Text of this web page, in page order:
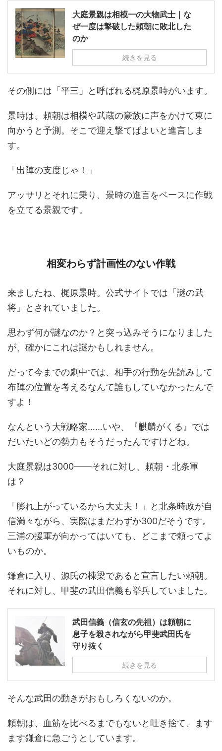
大庭景親は相模一の大物武士｜な
ぜ一度は撃破した頼朝に敗北した
のか
続きを見る
その側には「平三」と呼ばれる梶原景時がいます。
景時は、頼朝は相模や武蔵の豪族に声をかけて東に
向かうと予測。そこで迎え撃てばよいと進言しま
す。
「出陣の支度じゃ！」
アッサリとそれに乗り、景時の進言をベースに作戦
を立てる景親です。
相変わらず計画性のない作戦
来ましたね、梶原景時。公式サイトでは「謎の武
将」とされていました。
思わず何が謎なのか？と突っ込みそうになりました
が、確かにこれは謎かもしれません。
だって今までの劇中では、相手の行動を先読みして
布陣の位置を考えるなんて誰もしていなかったんで
すよ！
なんという大戦略家……いや、『麒麟がくる』では
だいたいどの勢力もそうだったんですけどね。
大庭景親は3000――それに対し、頼朝・北条軍
は？
「膨れ上がっているから大丈夫！」と北条時政が自
信満々ながら、実際はまだわずか300だそうです。
三浦の援軍が向かってはいても、どこまで頼ってよ
いものか。
鎌倉に入り、源氏の棟梁であると宣言したい頼朝。
それに対し、甲斐の武田信義も挙兵していました。
武田信義（信玄の先祖）は頼朝に
息子を殺されながら甲斐武田氏を
守り抜く
続きを見る
そんな武田の動きがおもしろくないのか。
頼朝は、血筋を比べるまでもないと吐き捨て、ます
ます鎌倉に急ごうとしています。